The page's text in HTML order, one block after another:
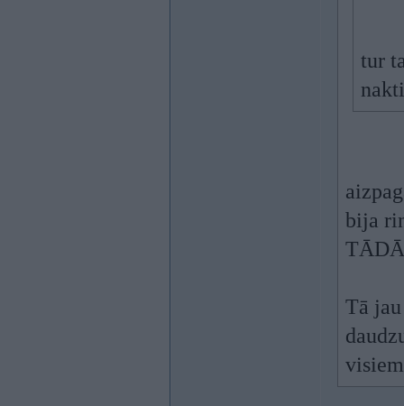
tur
bija
Tā